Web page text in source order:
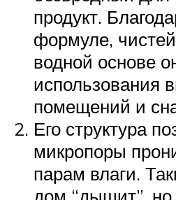
продукт.
формуле,
водной основе
использования
помещений и
Его структура
микропоры
парам влаги.